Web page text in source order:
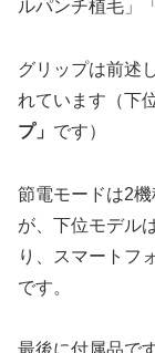
ルパンチ植毛」
グリップは前述
れています（下
プ」 です）
節電モードは2
が、下位モデル
り、スマートフ
です。